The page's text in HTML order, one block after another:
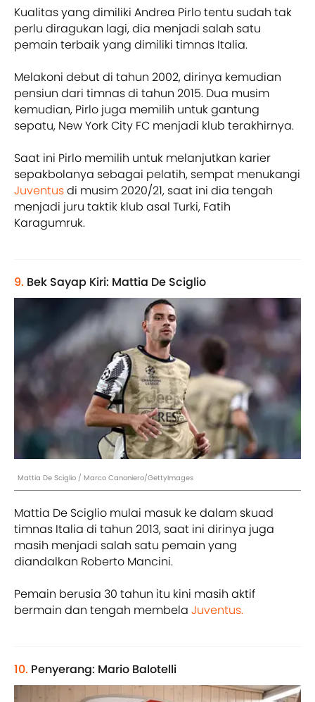
Kualitas yang dimiliki Andrea Pirlo tentu sudah tak
perlu diragukan lagi, dia menjadi salah satu
pemain terbaik yang dimiliki timnas Italia.
Melakoni debut di tahun 2002, dirinya kemudian
pensiun dari timnas di tahun 2015. Dua musim
kemudian, Pirlo juga memilih untuk gantung
sepatu, New York City FC menjadi klub terakhirnya.
Saat ini Pirlo memilih untuk melanjutkan karier
sepakbolanya sebagai pelatih, sempat menukangi
Juventusdi musim 2020/21, saat ini dia tengah
menjadi juru taktik klub asal Turki, Fatih
Karagumruk.
9. Bek Sayap Kiri: Mattia De Sciglio
Mattia De Sciglio / Marco Canoniero/GettyImages
Mattia De Sciglio mulai masuk ke dalam skuad
timnas Italia di tahun 2013, saat ini dirinya juga
masih menjadi salah satu pemain yang
diandalkan Roberto Mancini.
Pemain berusia 30 tahun itu kini masih aktif
bermain dan tengah membela Juventus.
10. Penyerang: Mario Balotelli